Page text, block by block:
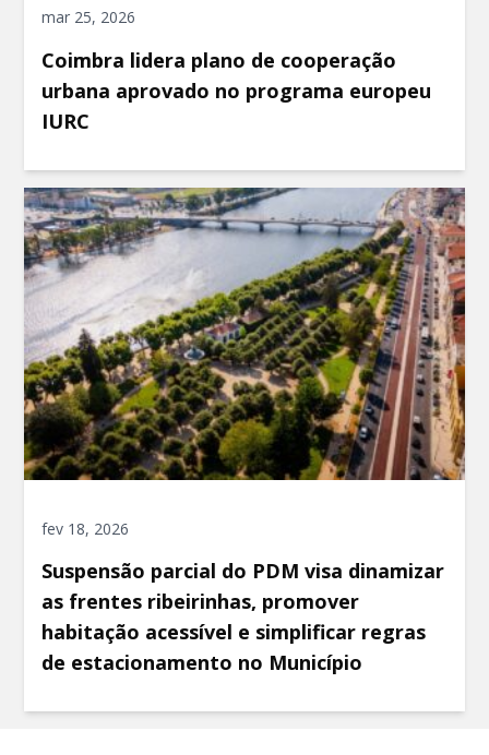
mar 25, 2026
Coimbra lidera plano de cooperação
urbana aprovado no programa europeu
IURC
fev 18, 2026
Suspensão parcial do PDM visa dinamizar
as frentes ribeirinhas, promover
habitação acessível e simplificar regras
de estacionamento no Município